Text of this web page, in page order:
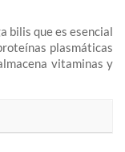
bilis que es esencial
plasmáticas
vitaminas y